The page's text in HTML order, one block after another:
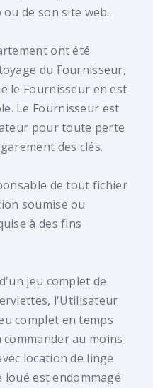
de son site web.
ont été
du Fournisseur,
le Fournisseur en est
Le Fournisseur est
pour toute perte
des clés.
de tout fichier
soumise ou
à des fins
jeu complet de
l'Utilisateur
complet en temps
au moins
location de linge
loué est endommagé